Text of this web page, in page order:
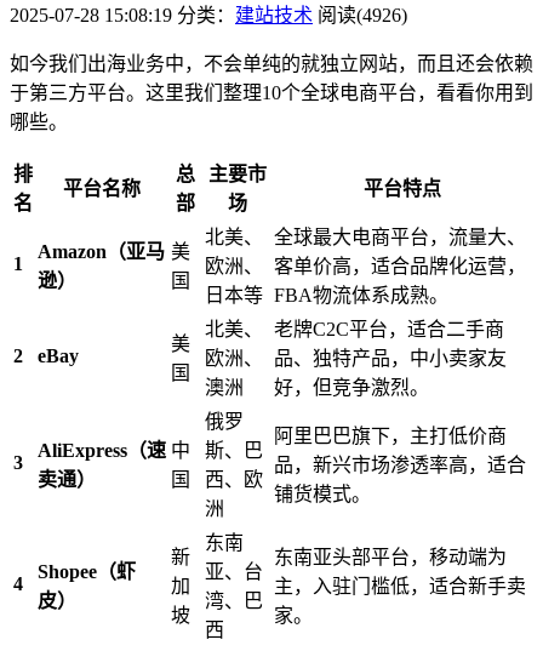
2025-07-28 15:08:19 分类： 建站技术 阅读(4926)
如今我们出海业务中，不会单纯的就独立网站，而且还会依赖
于第三方平台。这里我们整理10个全球电商平台，看看你用到
哪些。
排
名
平台名称
总
部
主要市
场
平台特点
1
Amazon（亚马
逊）​
美
国
北美、
欧洲、
日本等
全球最大电商平台，流量大、
客单价高，适合品牌化运营，
FBA物流体系成熟。
2 eBay
美
国
北美、
欧洲、
澳洲
老牌C2C平台，适合二手商
品、独特产品，中小卖家友
好，但竞争激烈。
3
AliExpress（速
卖通）​
中
国
俄罗
斯、巴
西、欧
洲
阿里巴巴旗下，主打低价商
品，新兴市场渗透率高，适合
铺货模式。
4
Shopee（虾
皮）​
新
加
坡
东南
亚、台
湾、巴
西
东南亚头部平台，移动端为
主，入驻门槛低，适合新手卖
家。